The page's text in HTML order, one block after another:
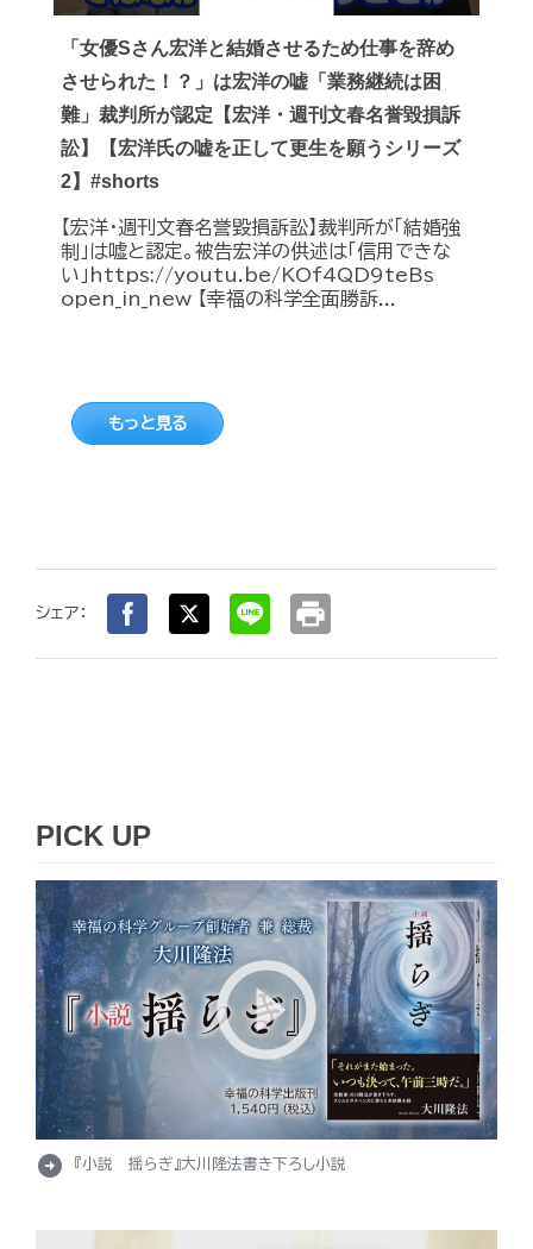
「女優Sさん宏洋と結婚させるため仕事を辞め
させられた！？」は宏洋の嘘「業務継続は困
難」裁判所が認定【宏洋・週刊文春名誉毀損訴
訟】【宏洋氏の嘘を正して更生を願うシリーズ
2】#shorts
【宏洋・週刊文春名誉毀損訴訟】裁判所が「結婚強
制」は嘘と認定。被告宏洋の供述は「信用できな
い」https://youtu.be/KOf4QD9teBs
open_in_new 【幸福の科学全面勝訴...
もっと見る
シェア： print
PICK UP
arrow_circle_right 『小説 揺らぎ』大川隆法書き下ろし小説